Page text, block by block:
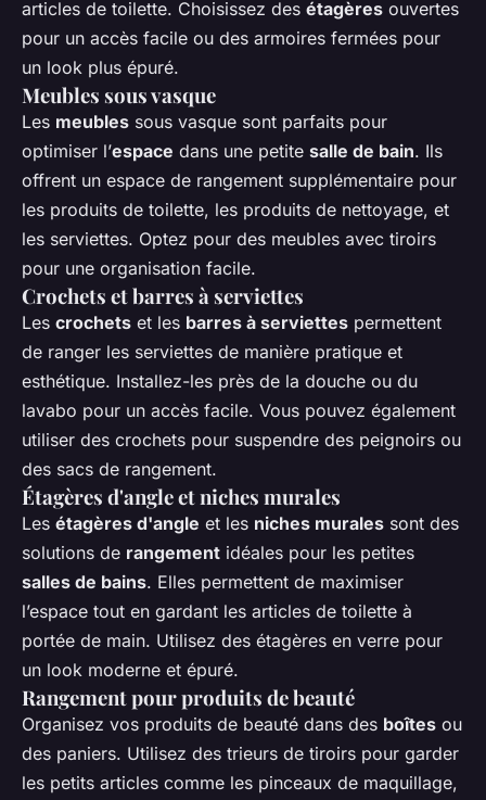
articles de toilette. Choisissez des étagères ouvertes
pour un accès facile ou des armoires fermées pour
un look plus épuré.
Meubles sous vasque
Les meubles sous vasque sont parfaits pour
optimiser l’espace dans une petite salle de bain. Ils
offrent un espace de rangement supplémentaire pour
les produits de toilette, les produits de nettoyage, et
les serviettes. Optez pour des meubles avec tiroirs
pour une organisation facile.
Crochets et barres à serviettes
Les crochets et les barres à serviettes permettent
de ranger les serviettes de manière pratique et
esthétique. Installez-les près de la douche ou du
lavabo pour un accès facile. Vous pouvez également
utiliser des crochets pour suspendre des peignoirs ou
des sacs de rangement.
Étagères d'angle et niches murales
Les étagères d'angle et les niches murales sont des
solutions de rangement idéales pour les petites
salles de bains. Elles permettent de maximiser
l’espace tout en gardant les articles de toilette à
portée de main. Utilisez des étagères en verre pour
un look moderne et épuré.
Rangement pour produits de beauté
Organisez vos produits de beauté dans des boîtes ou
des paniers. Utilisez des trieurs de tiroirs pour garder
les petits articles comme les pinceaux de maquillage,